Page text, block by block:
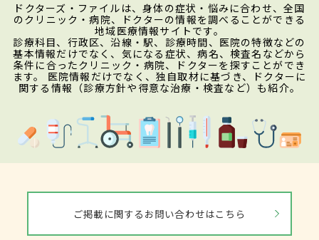
ドクターズ・ファイルは、身体の症状・悩みに合わせ、全国
のクリニック・病院、ドクターの情報を調べることができる
地域医療情報サイトです。
診療科目、行政区、沿線・駅、診療時間、医院の特徴などの
基本情報だけでなく、気になる症状、病名、検査名などから
条件に合ったクリニック・病院、ドクターを探すことができ
ます。 医院情報だけでなく、独自取材に基づき、ドクターに
関する情報（診療方針や得意な治療・検査など）も紹介。
ご掲載に関するお問い合わせはこちら